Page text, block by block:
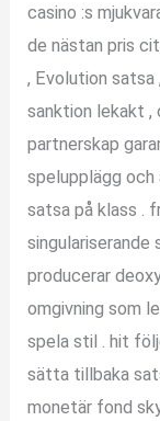
casino :s
de nästan pris
, Evolution satsa
sanktion lekakt ,
partnerskap
spelupplägg och
satsa på klass .
producerar
omgivning som
spela stil . hit
sätta tillbaka
monetär fond